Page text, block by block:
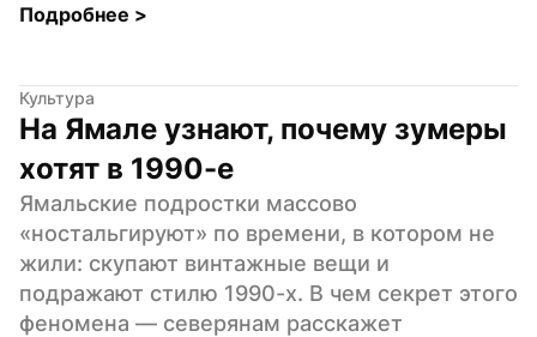
Подробнее >
Культура
На Ямале узнают, почему зумеры
хотят в 1990-е
Ямальские подростки массово
«ностальгируют» по времени, в котором не
жили: скупают винтажные вещи и
подражают стилю 1990-х. В чем секрет этого
феномена — северянам расскажет